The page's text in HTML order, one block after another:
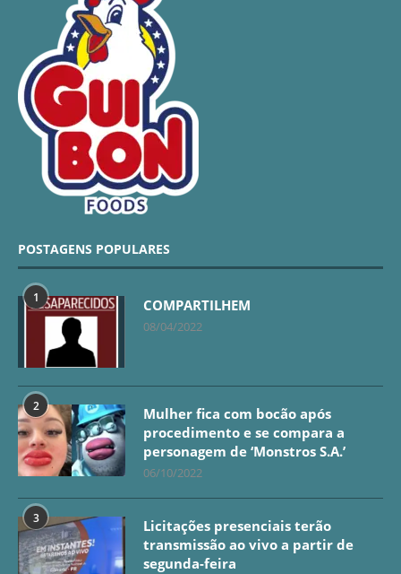
POSTAGENS POPULARES
1 COMPARTILHEM
08/04/2022
2
Mulher fica com bocão após
procedimento e se compara a
personagem de ‘Monstros S.A.’
06/10/2022
3
Licitações presenciais terão
transmissão ao vivo a partir de
segunda-feira